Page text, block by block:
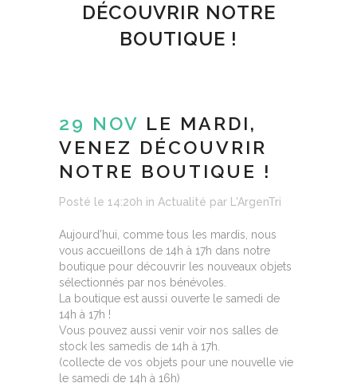
DÉCOUVRIR NOTRE
BOUTIQUE !
29 NOV LE MARDI,
VENEZ DÉCOUVRIR
NOTRE BOUTIQUE !
Posté le 14:20h in Actualité par L'ArgenTri
Aujourd’hui, comme tous les mardis, nous
vous accueillons de 14h à 17h dans notre
boutique pour découvrir les nouveaux objets
sélectionnés par nos bénévoles.
La boutique est aussi ouverte le samedi de
14h à 17h !
Vous pouvez aussi venir voir nos salles de
stock les samedis de 14h à 17h.
(collecte de vos objets pour une nouvelle vie
le samedi de 14h à 16h)